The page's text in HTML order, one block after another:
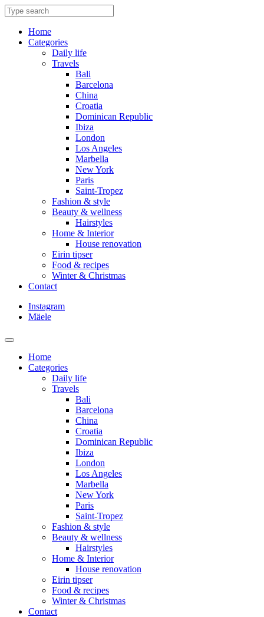
Skip
to
contentHome
Categories
Daily life
Travels
Bali
Barcelona
China
Croatia
Dominican Republic
Ibiza
London
Los Angeles
Marbella
New York
Paris
Saint-Tropez
Fashion & style
Beauty & wellness
Hairstyles
Home & Interior
House renovation
Eirin tipser
Food & recipes
Winter & Christmas
Contact
Instagram
Mäele
Home
Categories
Daily life
Travels
Bali
Barcelona
China
Croatia
Dominican Republic
Ibiza
London
Los Angeles
Marbella
New York
Paris
Saint-Tropez
Fashion & style
Beauty & wellness
Hairstyles
Home & Interior
House renovation
Eirin tipser
Food & recipes
Winter & Christmas
Contact